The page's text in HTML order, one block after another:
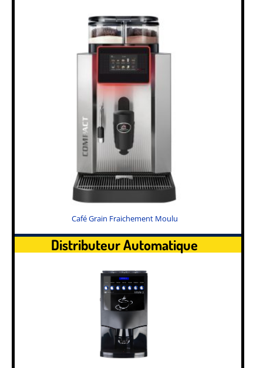
Café Grain Fraichement Moulu
Distributeur Automatique